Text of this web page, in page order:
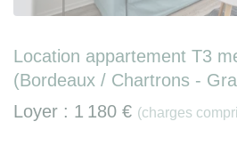
Location appartement T3
(Bordeaux / Chartrons -
Loyer : 1 180 € (charges